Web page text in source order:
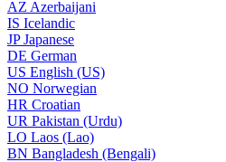
AZ Azerbaijani
IS Icelandic
JPJapanese
DE German
US English (US)
NO Norwegian
HR Croatian
UR Pakistan (Urdu)
LO Laos (Lao)
BN Bangladesh (Bengali)